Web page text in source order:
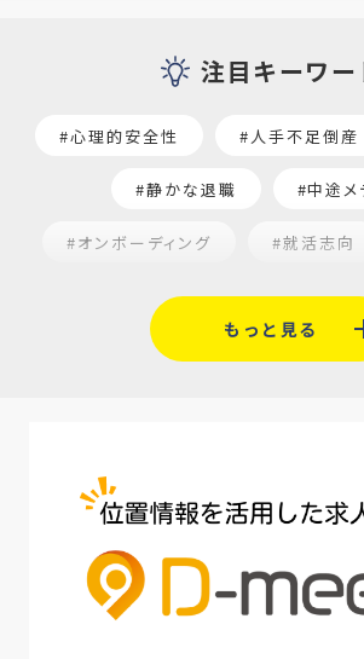
注目キーワー
#心理的安全性 #人手不足倒産
#静かな退職 #中途メ
#オンボーディング #就活志向
#平均採用単価
#人材定着
#魅力の伝え方 #求職者
#採用オウンドメディア
#採用ピッチ資料 #28卒
もっと見る